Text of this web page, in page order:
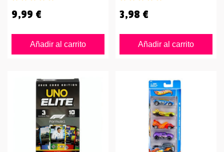
9,99 €
Añadir al carrito
3,98 €
Añadir al carrito